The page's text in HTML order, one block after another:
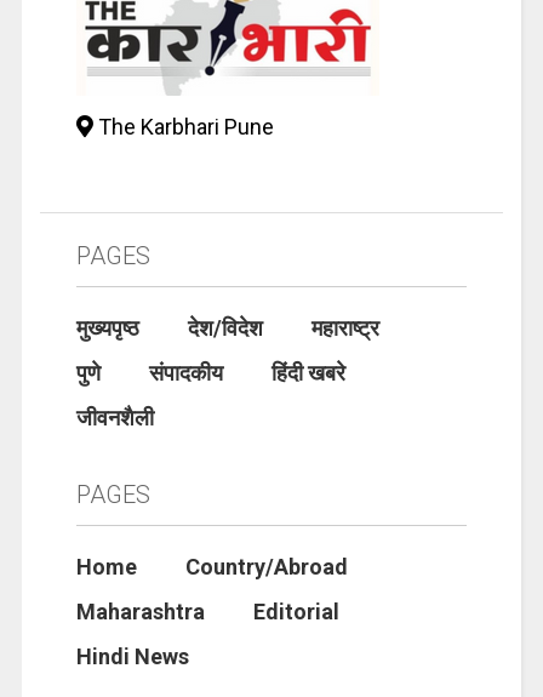
The Karbhari Pune
PAGES
मुख्यपृष्ठ देश/विदेश
महाराष्ट्र
पुणे
संपादकीय
हिंदी खबरे
जीवनशैली
PAGES
Home
Country/Abroad
Maharashtra
Editorial
Hindi News